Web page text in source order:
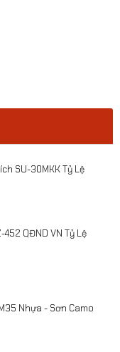
hình J-50 tỷ lệ
SU-30MKK Tỷ Lệ
452 QĐND VN Tỷ Lệ
Nhựa - Sơn Camo